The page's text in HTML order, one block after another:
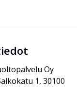
Oy
1, 30100